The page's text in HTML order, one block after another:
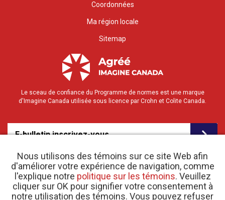
Nous utilisons des témoins sur ce site Web afin
d'améliorer votre expérience de navigation, comme
l'explique notre politique sur les témoins. Veuillez
cliquer sur OK pour signifier votre consentement à
notre utilisation des témoins. Vous pouvez refuser
Coordonnées
Ma région locale
Sitemap
Le sceau de confiance du Programme de normes est une marque
d'Imagine Canada utilisée sous licence par Crohn et Colite Canada.
E-bulletin inscrivez-vous